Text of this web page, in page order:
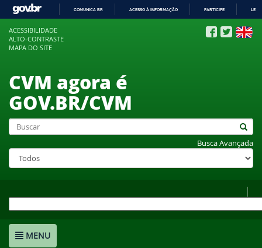
COMUNICA BR ACESSO À INFORMAÇÃO PARTICIPE
ACESSIBILIDADE
ALTO-CONTRASTE
MAPA DO SITE
CVM agora é
GOV.BR/CVM
Busca Avançada
MENU